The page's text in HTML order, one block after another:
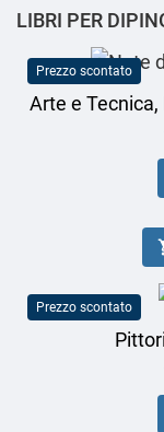
LIBRI PER
Prezzo scontato
Arte e
Prezzo scontato